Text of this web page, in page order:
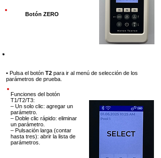
Botón ZERO
• Pulsa el botón T2 para ir al menú de selección de los
parámetros de prueba.
Funciones del botón
T1/T2/T3:
– Un solo clic: agregar un
parámetro.
– Doble clic rápido: eliminar
un parámetro.
– Pulsación larga (contar
hasta tres): abrir la lista de
parámetros.